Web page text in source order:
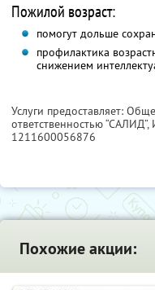
Пожилой возраст:
помогут дольше
профилактика
снижением
Услуги предоставляет:
ответственностью “САЛИД”,
1211600056876
Похожие акции: